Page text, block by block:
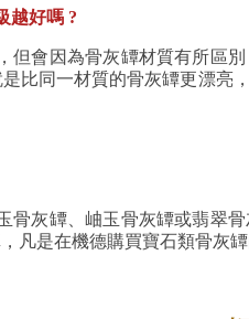
越好嗎 ?
但會因為骨灰罈材質有所區
比同一材質的骨灰罈更漂亮
骨灰罈、岫玉骨灰罈或翡翠
凡是在機德購買寶石類骨灰